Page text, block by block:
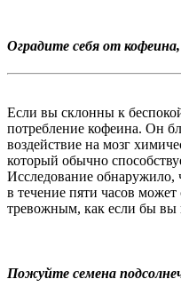
Оградите себя от
Если вы склонны к
потребление кофеина. Он
воздействие на мозг
который обычно
Исследование обнаружило,
в течение пяти часов
тревожным, как если бы вы
Пожуйте семена